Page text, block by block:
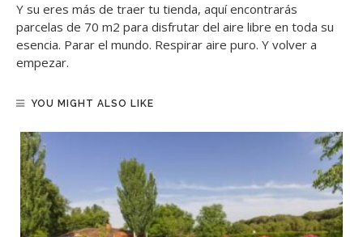
Y su eres más de traer tu tienda, aquí encontrarás
parcelas de 70 m2 para disfrutar del aire libre en toda su
esencia. Parar el mundo. Respirar aire puro. Y volver a
empezar.
YOU MIGHT ALSO LIKE